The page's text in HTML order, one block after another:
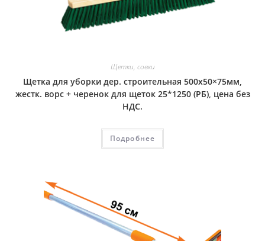
Щетки, совки
Щетка для уборки дер. строительная 500х50×75мм,
жестк. ворс + черенок для щеток 25*1250 (РБ), цена без
НДС.
Подробнее